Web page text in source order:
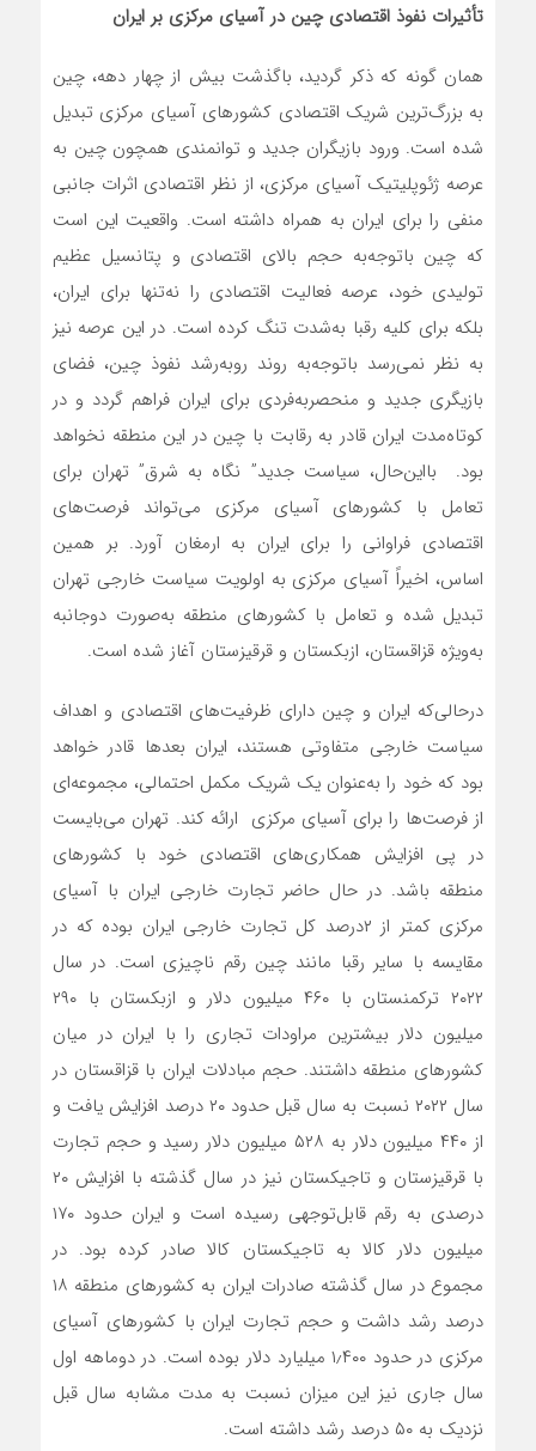
تأثیرات نفوذ اقتصادی چین در آسیای مرکزی بر ایران
همان گونه که ذکر گردید، باگذشت بیش از چهار دهه، چین
به بزرگ‌ترین شریک اقتصادی کشورهای آسیای مرکزی تبدیل
شده است. ورود بازیگران جدید و توانمندی همچون چین به
عرصه ژئوپلیتیک آسیای مرکزی، از نظر اقتصادی اثرات جانبی
منفی را برای ایران به همراه داشته است. واقعیت این است
که چین باتوجه‌به حجم بالای اقتصادی و پتانسیل عظیم
تولیدی خود، عرصه فعالیت اقتصادی را نه‌تنها برای ایران،
بلکه برای کلیه رقبا به‌شدت تنگ کرده است. در این عرصه نیز
به نظر نمی‌رسد باتوجه‌به روند روبه‌رشد نفوذ چین، فضای
بازیگری جدید و منحصربه‌فردی برای ایران فراهم گردد و در
کوتاه‌مدت ایران قادر به رقابت با چین در این منطقه نخواهد
بود. بااین‌حال، سیاست جدید” نگاه به شرق” تهران برای
تعامل با کشورهای آسیای مرکزی می‌تواند فرصت‌های
اقتصادی فراوانی را برای ایران به ارمغان آورد. بر همین
اساس، اخیراً آسیای مرکزی به اولویت سیاست خارجی تهران
تبدیل شده و تعامل با کشورهای منطقه به‌صورت دوجانبه
به‌ویژه قزاقستان، ازبکستان و قرقیزستان آغاز شده است.
درحالی‌که ایران و چین دارای ظرفیت‌های اقتصادی و اهداف
سیاست خارجی متفاوتی هستند، ایران بعدها قادر خواهد
بود که خود را به‌عنوان یک شریک مکمل احتمالی، مجموعه‌ای
از فرصت‌ها را برای آسیای مرکزی ارائه کند. تهران می‌بایست
در پی افزایش همکاری‌های اقتصادی خود با کشورهای
منطقه باشد. در حال حاضر تجارت خارجی ایران با آسیای
مرکزی کمتر از ۲درصد کل تجارت خارجی ایران بوده که در
مقایسه با سایر رقبا مانند چین رقم ناچیزی است. در سال
۲۰۲۲ ترکمنستان با ۴۶۰ میلیون دلار و ازبکستان با ۲۹۰
میلیون دلار بیشترین مراودات تجاری را با ایران در میان
کشورهای منطقه داشتند. حجم مبادلات ایران با قزاقستان در
سال ۲۰۲۲ نسبت به سال قبل حدود ۲۰ درصد افزایش یافت و
از ۴۴۰ میلیون دلار به ۵۲۸ میلیون دلار رسید و حجم تجارت
با قرقیزستان و تاجیکستان نیز در سال گذشته با افزایش ۲۰
درصدی به رقم قابل‌توجهی رسیده است و ایران حدود ۱۷۰
میلیون دلار کالا به تاجیکستان کالا صادر کرده بود. در
مجموع در سال گذشته صادرات ایران به کشورهای منطقه ۱۸
درصد رشد داشت و حجم تجارت ایران با کشورهای آسیای
مرکزی در حدود ۱٫۴۰۰ میلیارد دلار بوده است. در دوماهه اول
سال جاری نیز این میزان نسبت به مدت مشابه سال قبل
نزدیک به ۵۰ درصد رشد داشته است.